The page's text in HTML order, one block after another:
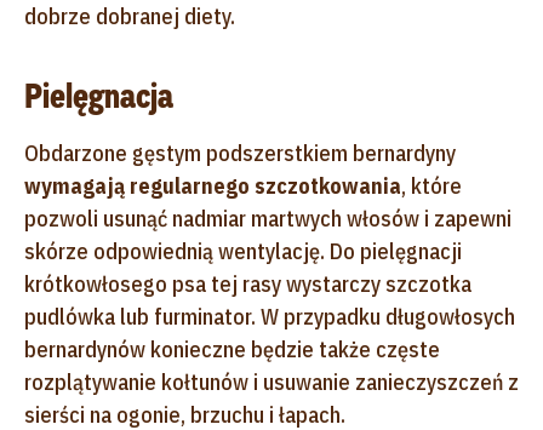
dobrze dobranej diety.
Pielęgnacja
Obdarzone gęstym podszerstkiem bernardyny
wymagają regularnego szczotkowania, które
pozwoli usunąć nadmiar martwych włosów i zapewni
skórze odpowiednią wentylację. Do pielęgnacji
krótkowłosego psa tej rasy wystarczy szczotka
pudlówka lub furminator. W przypadku długowłosych
bernardynów konieczne będzie także częste
rozplątywanie kołtunów i usuwanie zanieczyszczeń z
sierści na ogonie, brzuchu i łapach.